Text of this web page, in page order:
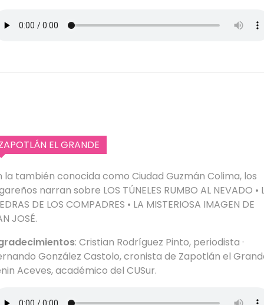
EL GRANDE
la también conocida como Ciudad Guzmán Colima, los
narran sobre LOS TÚNELES RUMBO AL NEVADO •
DE LOS COMPADRES • LA MISTERIOSA IMAGEN DE
JOSÉ.
: Cristian Rodríguez Pinto, periodista ·
González Castolo, cronista de Zapotlán el
Aceves, académico del CUSur.